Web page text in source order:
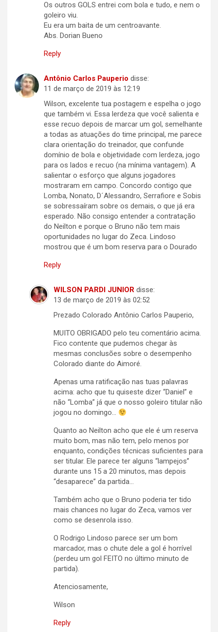
Os outros GOLS entrei com bola e tudo, e nem o
goleiro viu.
Eu era um baita de um centroavante.
Abs. Dorian Bueno
Reply
Antônio Carlos Pauperio disse:
11 de março de 2019 às 12:19
Wilson, excelente tua postagem e espelha o jogo
que também vi. Essa lerdeza que você salienta e
esse recuo depois de marcar um gol, semelhante
a todas as atuações do time principal, me parece
clara orientação do treinador, que confunde
domínio de bola e objetividade com lerdeza, jogo
para os lados e recuo (na mínima vantagem). A
salientar o esforço que alguns jogadores
mostraram em campo. Concordo contigo que
Lomba, Nonato, D´Alessandro, Serrafiore e Sobis
se sobressaíram sobre os demais, o que já era
esperado. Não consigo entender a contratação
do Neilton e porque o Bruno não tem mais
oportunidades no lugar do Zeca. Lindoso
mostrou que é um bom reserva para o Dourado
Reply
WILSON PARDI JUNIOR disse:
13 de março de 2019 às 02:52
Prezado Colorado Antônio Carlos Pauperio,
MUITO OBRIGADO pelo teu comentário acima.
Fico contente que pudemos chegar às
mesmas conclusões sobre o desempenho
Colorado diante do Aimoré.
Apenas uma ratificação nas tuas palavras
acima: acho que tu quiseste dizer “Daniel” e
não “Lomba” já que o nosso goleiro titular não
jogou no domingo…
Quanto ao Neilton acho que ele é um reserva
muito bom, mas não tem, pelo menos por
enquanto, condições técnicas suficientes para
ser titular. Ele parece ter alguns “lampejos”
durante uns 15 a 20 minutos, mas depois
“desaparece” da partida…
Também acho que o Bruno poderia ter tido
mais chances no lugar do Zeca, vamos ver
como se desenrola isso.
O Rodrigo Lindoso parece ser um bom
marcador, mas o chute dele a gol é horrível
(perdeu um gol FEITO no último minuto de
partida).
Atenciosamente,
Wilson
Reply